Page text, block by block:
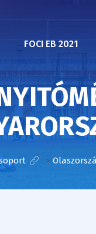
FOCI EB 2021
>